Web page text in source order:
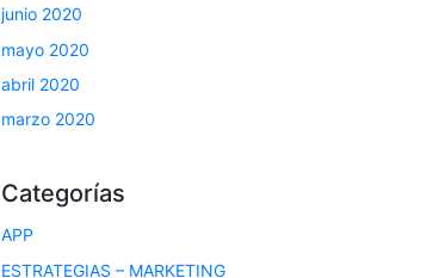
junio 2020
mayo 2020
abril 2020
marzo 2020
Categorías
APP
ESTRATEGIAS – MARKETING